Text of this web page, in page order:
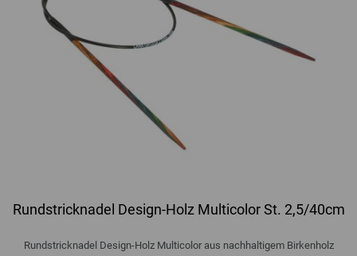
Rundstricknadel Design-Holz Multicolor St. 2,5/40cm
Rundstricknadel Design-Holz Multicolor aus nachhaltigem Birkenholz